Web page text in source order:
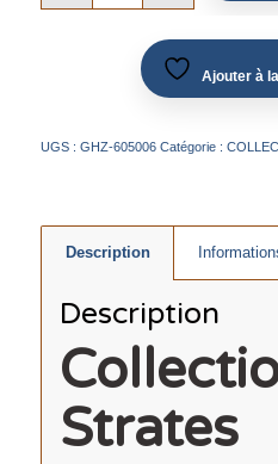
Ajouter à
UGS : GHZ-605006 Catégorie :
Description
Description
Strates